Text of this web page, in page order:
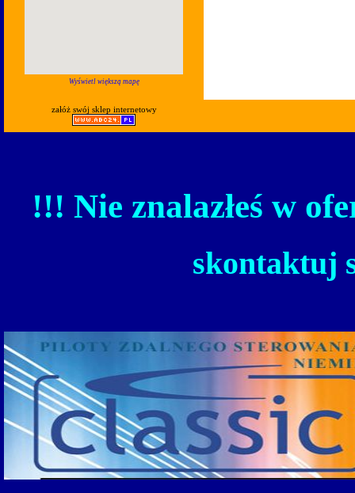
Wyświetl większą mapę
załóż swój sklep internetowy
!!! Nie znalazłeś w
skontaktuj